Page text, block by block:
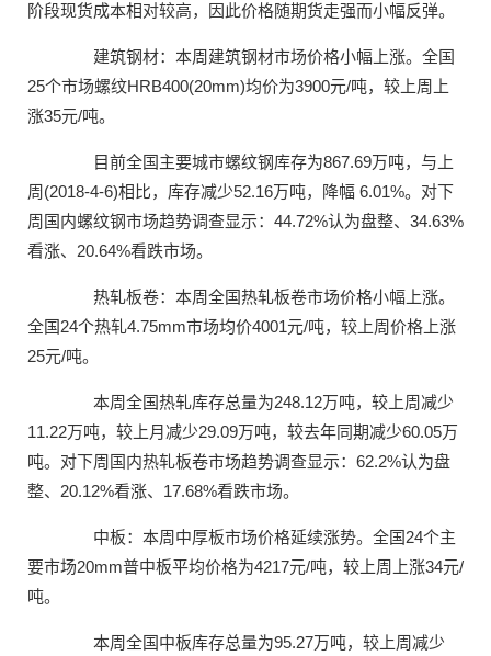
阶段现货成本相对较高，因此价格随期货走强而小幅反弹。
建筑钢材：本周建筑钢材市场价格小幅上涨。全国
25个市场螺纹HRB400(20mm)均价为3900元/吨，较上周上
涨35元/吨。
目前全国主要城市螺纹钢库存为867.69万吨，与上
周(2018-4-6)相比，库存减少52.16万吨，降幅 6.01%。对下
周国内螺纹钢市场趋势调查显示：44.72%认为盘整、34.63%
看涨、20.64%看跌市场。
热轧板卷：本周全国热轧板卷市场价格小幅上涨。
全国24个热轧4.75mm市场均价4001元/吨，较上周价格上涨
25元/吨。
本周全国热轧库存总量为248.12万吨，较上周减少
11.22万吨，较上月减少29.09万吨，较去年同期减少60.05万
吨。对下周国内热轧板卷市场趋势调查显示：62.2%认为盘
整、20.12%看涨、17.68%看跌市场。
中板：本周中厚板市场价格延续涨势。全国24个主
要市场20mm普中板平均价格为4217元/吨，较上周上涨34元/
吨。
本周全国中板库存总量为95.27万吨，较上周减少